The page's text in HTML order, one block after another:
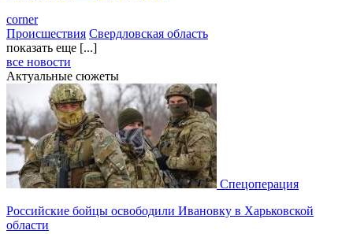
corner
Происшествия Свердловская область
показать еще [...]
все новости
Актуальные сюжеты
Спецоперация
Российские бойцы освободили Ивановку в Харьковской
области